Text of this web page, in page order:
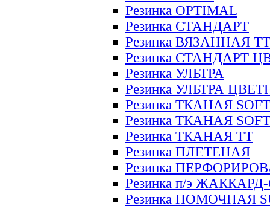
Резинка OPTIMAL
Резинка СТАНДАРТ
Резинка ВЯЗАННАЯ ТТ
Резинка СТАНДАРТ
Резинка УЛЬТРА
Резинка УЛЬТРА
Резинка ТКАНАЯ SOFT
Резинка ТКАНАЯ
Резинка ТКАНАЯ ТТ
Резинка ПЛЕТЕНАЯ
Резинка
Резинка п/э
Резинка ПОМОЧНАЯ